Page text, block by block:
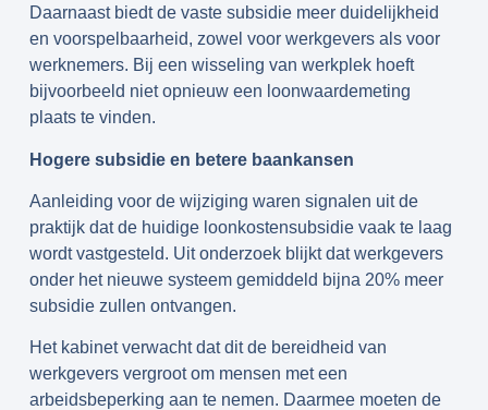
Daarnaast biedt de vaste subsidie meer duidelijkheid
en voorspelbaarheid, zowel voor werkgevers als voor
werknemers. Bij een wisseling van werkplek hoeft
bijvoorbeeld niet opnieuw een loonwaardemeting
plaats te vinden.
Hogere subsidie en betere baankansen
Aanleiding voor de wijziging waren signalen uit de
praktijk dat de huidige loonkostensubsidie vaak te laag
wordt vastgesteld. Uit onderzoek blijkt dat werkgevers
onder het nieuwe systeem gemiddeld bijna 20% meer
subsidie zullen ontvangen.
Het kabinet verwacht dat dit de bereidheid van
werkgevers vergroot om mensen met een
arbeidsbeperking aan te nemen. Daarmee moeten de